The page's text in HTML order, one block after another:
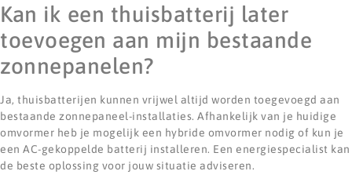
Kan ik een thuisbatterij later
toevoegen aan mijn bestaande
zonnepanelen?
Ja, thuisbatterijen kunnen vrijwel altijd worden toegevoegd aan
bestaande zonnepaneel-installaties. Afhankelijk van je huidige
omvormer heb je mogelijk een hybride omvormer nodig of kun je
een AC-gekoppelde batterij installeren. Een energiespecialist kan
de beste oplossing voor jouw situatie adviseren.